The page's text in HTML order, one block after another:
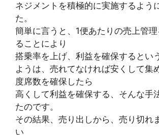
ネジメントを積極的に実施するよう
た。
簡単に言うと、1便あたりの売上管
ることにより
搭乗率を上げ、利益を確保するとい
ようは、売れてなければ安くして集
度席数を確保したら
高くして利益を確保する、そんな手
たのです。
その結果、売り出しから、売り切れ
い